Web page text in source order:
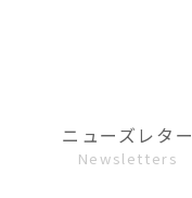
ニューズレター
Newsletters